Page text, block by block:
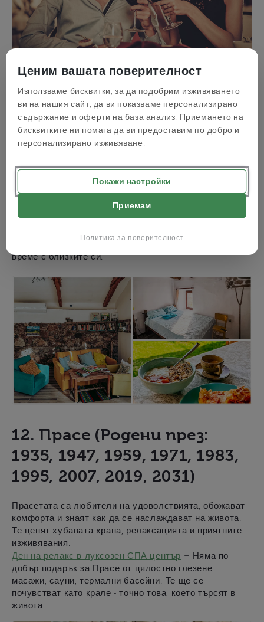
11. Куче (Родени през: 1934,
1946, 1958, 1970, 1982, 1994,
2006, 2018, 2030)
Кучетата са верни, добросърдечни и приключенски
настроени. Те обичат природата и социалните
преживявания с любими хора.
Уикенд сред природата– Прекрасна възможност за
Кучетата да прекарат време в уютна къща,
заобиколена от природа. Те ще оценят това
се заредят с положителна енергия и да прекарат
време с близките си.
12. Прасе (Родени през:
1935, 1947, 1959, 1971, 1983,
1995, 2007, 2019, 2031)
Прасетата са любители на удоволствията, обожават
комфорта и знаят как да се наслаждават на живота.
Те ценят хубавата храна, релаксацията и приятните
изживявания.
Ден на релакс в луксозен СПА център – Няма по-
добър подарък за Прасе от цялостно глезене –
масажи, сауни, термални басейни. Те ще се
почувстват като крале - точно това, което търсят в
живота.
Ценим вашата поверителност
Използваме бисквитки, за да подобрим изживяването
ви на нашия сайт, да ви показваме персонализирано
съдържание и оферти на база анализ. Приемането на
бисквитките ни помага да ви предоставим по-добро и
персонализирано изживяване.
Покажи настройки
Приемам
Политика за поверителност